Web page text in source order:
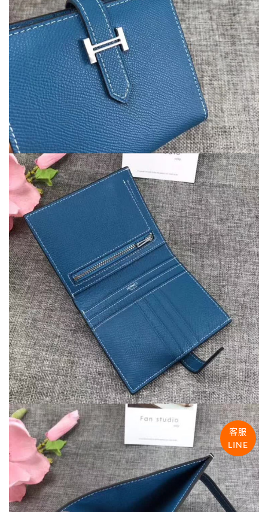
客服
LINE